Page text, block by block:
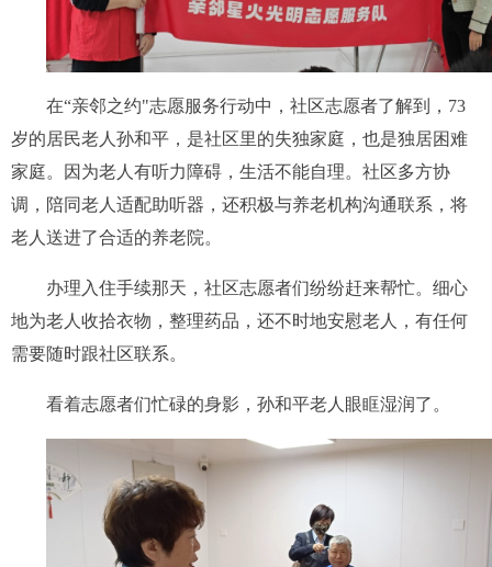
在“亲邻之约"志愿服务行动中，社区志愿者了解到，73
岁的居民老人孙和平，是社区里的失独家庭，也是独居困难
家庭。因为老人有听力障碍，生活不能自理。社区多方协
调，陪同老人适配助听器，还积极与养老机构沟通联系，将
老人送进了合适的养老院。
办理入住手续那天，社区志愿者们纷纷赶来帮忙。细心
地为老人收拾衣物，整理药品，还不时地安慰老人，有任何
需要随时跟社区联系。
看着志愿者们忙碌的身影，孙和平老人眼眶湿润了。